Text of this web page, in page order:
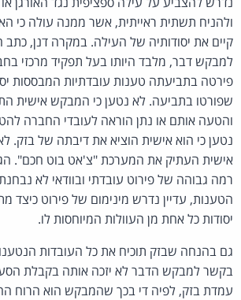
ולהניח תשתית ראייתית, אשר ממנה עולה כי
קיים את יסודותיה של העילה. במקרה דנן, כתב
למבקש דבר, מלבד היותו בעל תפקיד מרכזי
פירטה בתביעתה טענות עובדתיות המבססות
שפורטו בתביעה. לא נטען כי המבקש אישית
והטעה אותם או נתן הוראה לעובדי החברה
נטען כי הוא אישית הוציא את דיבתה של בזק.
אישית העתיק את המערכת "צ'אט בוט חכם".
רמה גבוהה של פירוט עובדתי ובוודאי לא
הטענות, עדיין נדרש מינימום של פירוט כיצד
יסודות כל אחת מן העוולות המיוחסות לו.
גם בהנחה שבזק תוכיח את כל העובדות
בקשר למבקש הדבר לא יזכה אותה בקבלת
עמדת בזק, לפיה די בכך שהמבקש הוא הרוח